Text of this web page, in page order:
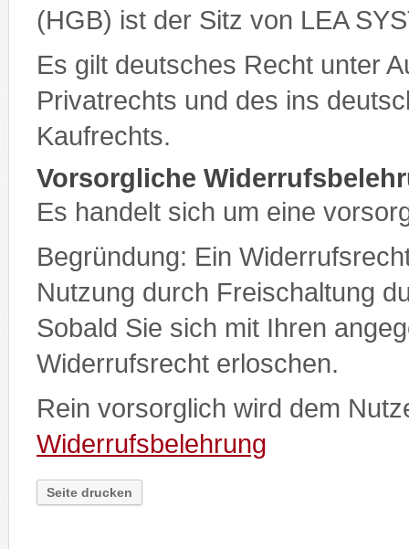
(HGB) ist der Sitz von LEA
Es gilt deutsches Recht unter
Privatrechts und des ins
Kaufrechts.
Vorsorgliche
Es handelt sich um eine
Begründung: Ein
Nutzung durch Freischaltung
Sobald Sie sich mit Ihren
Widerrufsrecht erloschen.
Rein vorsorglich wird dem
Widerrufsbelehrung
Seite drucken